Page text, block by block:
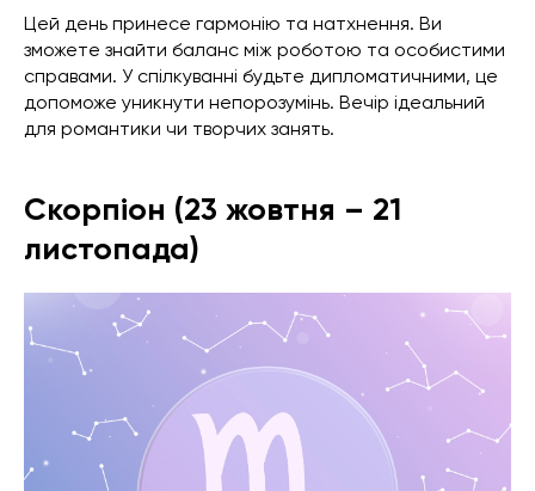
Цей день принесе гармонію та натхнення. Ви
зможете знайти баланс між роботою та особистими
справами. У спілкуванні будьте дипломатичними, це
допоможе уникнути непорозумінь. Вечір ідеальний
для романтики чи творчих занять.
Скорпіон (23 жовтня – 21
листопада)